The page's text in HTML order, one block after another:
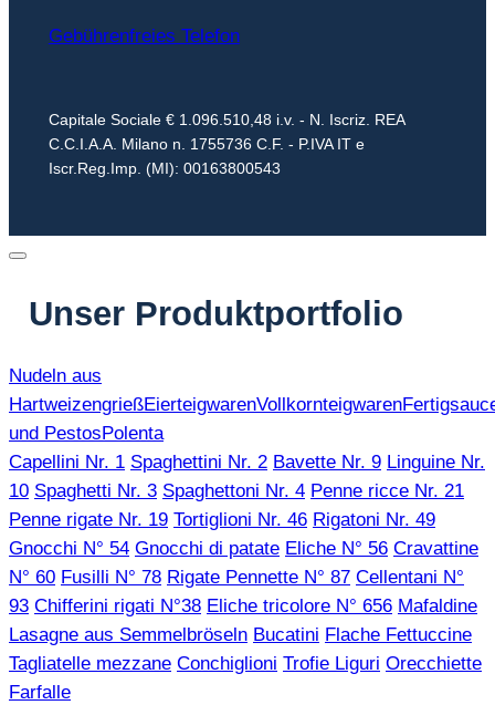
Gebührenfreies Telefon
Capitale Sociale € 1.096.510,48 i.v. - N. Iscriz. REA
C.C.I.A.A. Milano n. 1755736 C.F. - P.IVA IT e
Iscr.Reg.Imp. (MI): 00163800543
Unser Produktportfolio
Nudeln aus
HartweizengrießEierteigwarenVollkornteigwaren
und Pestos Polenta
Capellini Nr. 1 Spaghettini Nr. 2 Bavette Nr. 9 Linguine Nr.
10 Spaghetti Nr. 3 Spaghettoni Nr. 4 Penne ricce Nr. 21
Penne rigate Nr. 19 Tortiglioni Nr. 46 Rigatoni Nr. 49
Gnocchi N° 54 Gnocchi di patate Eliche N° 56 Cravattine
N° 60 Fusilli N° 78 Rigate Pennette N° 87 Cellentani N°
93 Chifferini rigati N°38 Eliche tricolore N° 656 Mafaldine
Lasagne aus Semmelbröseln Bucatini Flache Fettuccine
Tagliatelle mezzane Conchiglioni Trofie Liguri Orecchiette
Farfalle